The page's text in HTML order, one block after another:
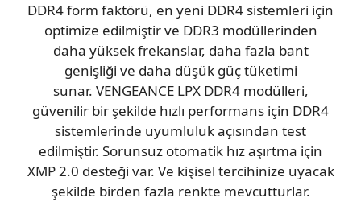
DDR4 form faktörü, en yeni DDR4 sistemleri için
optimize edilmiştir ve DDR3 modüllerinden
daha yüksek frekanslar, daha fazla bant
genişliği ve daha düşük güç tüketimi
sunar. VENGEANCE LPX DDR4 modülleri,
güvenilir bir şekilde hızlı performans için DDR4
sistemlerinde uyumluluk açısından test
edilmiştir. Sorunsuz otomatik hız aşırtma için
XMP 2.0 desteği var. Ve kişisel tercihinize uyacak
şekilde birden fazla renkte mevcutturlar.